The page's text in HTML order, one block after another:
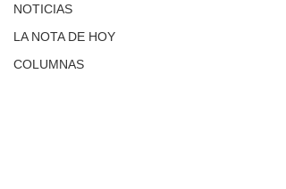
NOTICIAS
LA NOTA DE HOY
COLUMNAS